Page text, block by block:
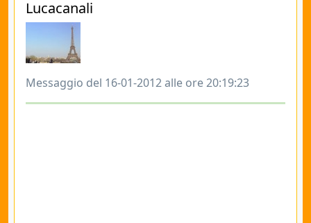
Lucacanali
Messaggio del 16-01-2012 alle ore 20:19:23